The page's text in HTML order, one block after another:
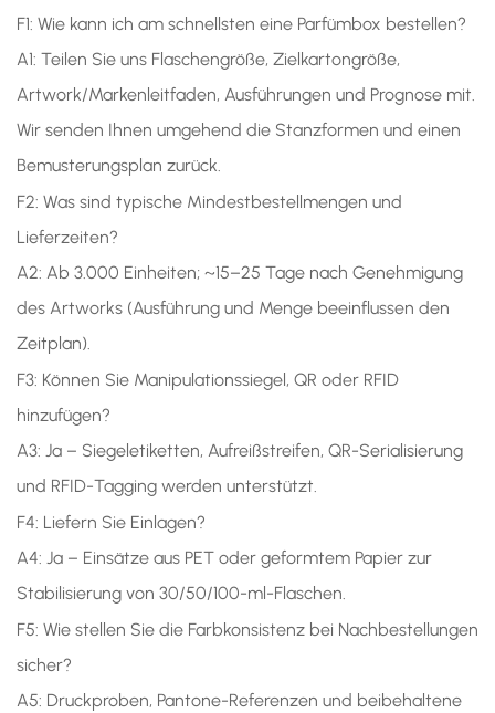
F1: Wie kann ich am schnellsten eine Parfümbox bestellen?
A1: Teilen Sie uns Flaschengröße, Zielkartongröße,
Artwork/Markenleitfaden, Ausführungen und Prognose mit.
Wir senden Ihnen umgehend die Stanzformen und einen
Bemusterungsplan zurück.
F2: Was sind typische Mindestbestellmengen und
Lieferzeiten?
A2: Ab 3.000 Einheiten; ~15–25 Tage nach Genehmigung
des Artworks (Ausführung und Menge beeinflussen den
Zeitplan).
F3: Können Sie Manipulationssiegel, QR oder RFID
hinzufügen?
A3: Ja – Siegeletiketten, Aufreißstreifen, QR-Serialisierung
und RFID-Tagging werden unterstützt.
F4: Liefern Sie Einlagen?
A4: Ja – Einsätze aus PET oder geformtem Papier zur
Stabilisierung von 30/50/100-ml-Flaschen.
F5: Wie stellen Sie die Farbkonsistenz bei Nachbestellungen
sicher?
A5: Druckproben, Pantone-Referenzen und beibehaltene